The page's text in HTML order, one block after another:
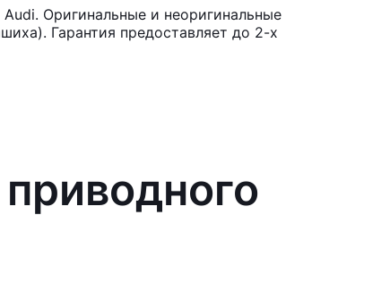
Оригинальные и неоригинальные
Гарантия предоставляет до 2-х